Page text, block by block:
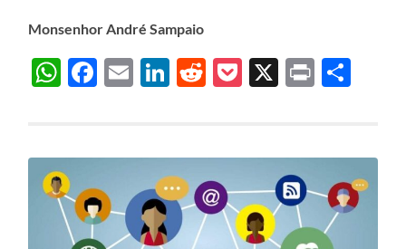
Monsenhor André Sampaio
WhatsApp
Facebook
EmailLinkedIn
Reddit
Pocket
X Print